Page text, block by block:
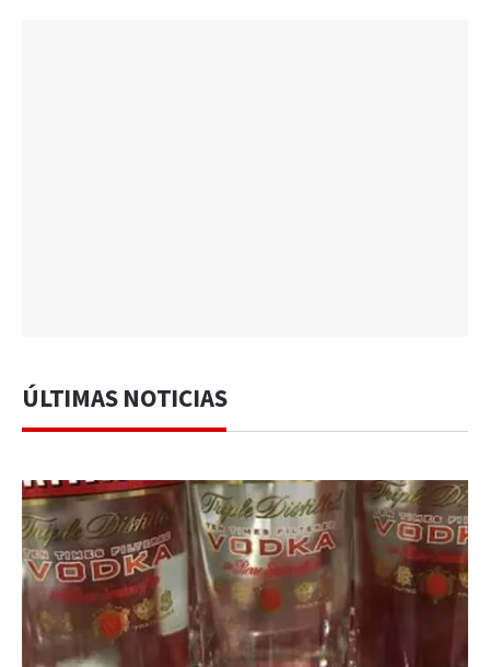
ÚLTIMAS NOTICIAS